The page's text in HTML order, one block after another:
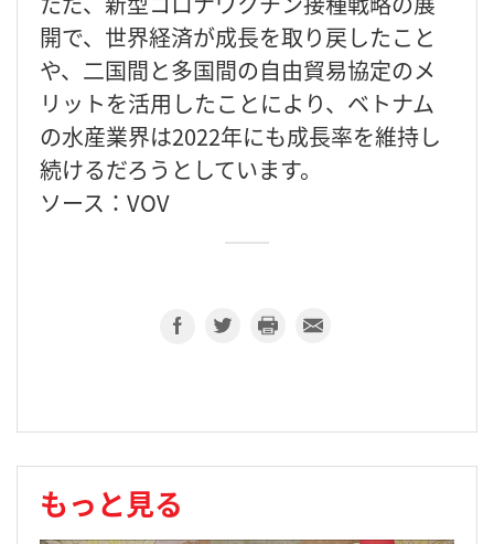
開で、世界経済が成長を取り戻したこと
や、二国間と多国間の自由貿易協定のメ
リットを活用したことにより、ベトナム
の水産業界は2022年にも成長率を維持し
続けるだろうとしています。
ソース：VOV
もっと見る